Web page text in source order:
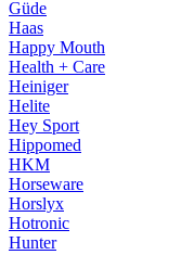
Güde
Haas
Happy Mouth
Health + Care
Heiniger
Helite
Hey Sport
Hippomed
HKM
Horseware
Horslyx
Hotronic
Hunter